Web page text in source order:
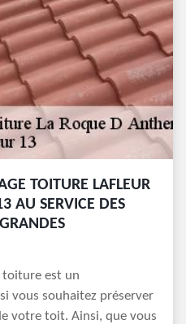
TOITURE LAFLEUR
AU SERVICE DES
toiture est un
vous souhaitez préserver
votre toit. Ainsi, que vous